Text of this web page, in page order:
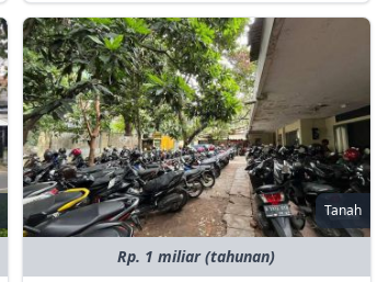
Tanah
Rp. 1 miliar (tahunan)